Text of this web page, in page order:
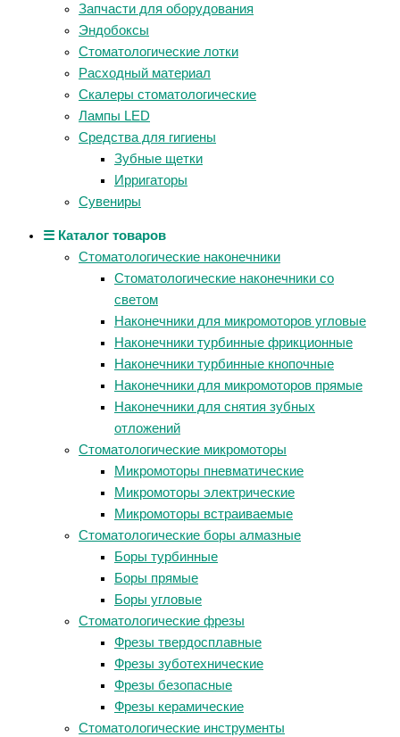
Запчасти для оборудования
Эндобоксы
Стоматологические лотки
Расходный материал
Скалеры стоматологические
Лампы LED
Средства для гигиены
Зубные щетки
Ирригаторы
Сувениры
☰ Каталог товаров
Стоматологические наконечники
Стоматологические наконечники со
светом
Наконечники для микромоторов угловые
Наконечники турбинные фрикционные
Наконечники турбинные кнопочные
Наконечники для микромоторов прямые
Наконечники для снятия зубных
отложений
Стоматологические микромоторы
Микромоторы пневматические
Микромоторы электрические
Микромоторы встраиваемые
Стоматологические боры алмазные
Боры турбинные
Боры прямые
Боры угловые
Стоматологические фрезы
Фрезы твердосплавные
Фрезы зуботехнические
Фрезы безопасные
Фрезы керамические
Стоматологические инструменты